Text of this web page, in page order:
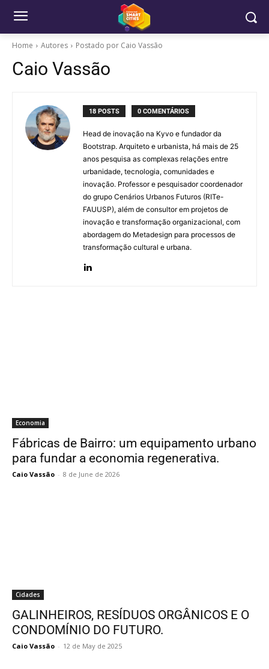
Home Autores Postado por Caio Vassão
Caio Vassão
18 POSTS 0 COMENTÁRIOS
Head de inovação na Kyvo e fundador da
Bootstrap. Arquiteto e urbanista, há mais de 25
anos pesquisa as complexas relações entre
urbanidade, tecnologia, comunidades e
inovação. Professor e pesquisador coordenador
do grupo Cenários Urbanos Futuros (RITe-
FAUUSP), além de consultor em projetos de
inovação e transformação organizacional, com
abordagem do Metadesign para processos de
transformação cultural e urbana.
Economia
Fábricas de Bairro: um equipamento urbano
para fundar a economia regenerativa.
Caio Vassão - 8 de June de 2026
Cidades
GALINHEIROS, RESÍDUOS ORGÂNICOS E O
CONDOMÍNIO DO FUTURO.
Caio Vassão - 12 de May de 2025